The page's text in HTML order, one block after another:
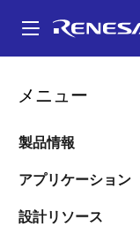
ン
メニュー
製品情報
アプリケーション
設計リソース
パ
ン
く
ず
iMotionとルネサスの
iMotion
Carの技
解消